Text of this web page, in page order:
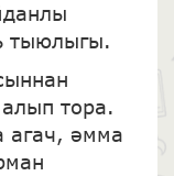
тыюлыгы.
тора.
агач, әмма